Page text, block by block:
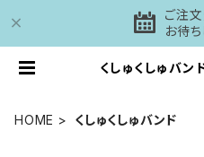
ご注
お待ち
くしゅくしゅバ
HOME くしゅくしゅバンド